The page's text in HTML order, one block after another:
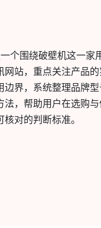
个围绕破壁机这一家
网站，重点关注产品的
边界，系统整理品牌型
法，帮助用户在选购与
对的判断标准。